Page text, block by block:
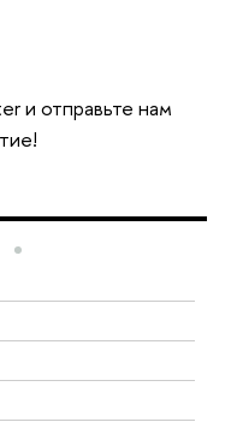
и отправьте нам